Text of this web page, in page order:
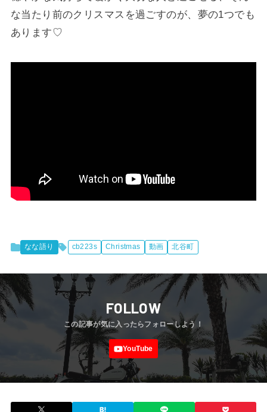
な当たり前のクリスマスを過ごすのが、夢の1つでも
あります♡
なな語り cb223s Christmas 動画 北谷町
FOLLOW